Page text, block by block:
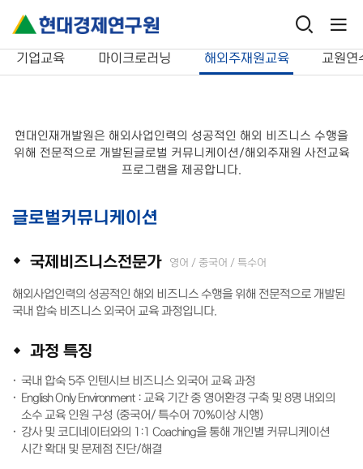
교육서비스
기업교육 마이크로러닝 해외주재원교육 교원연
현대인재개발원은 해외사업인력의 성공적인 해외 비즈니스 수행을
위해 전문적으로 개발된글로벌 커뮤니케이션/해외주재원 사전교육
프로그램을 제공합니다.
글로벌커뮤니케이션
국제비즈니스전문가 영어 / 중국어 / 특수어
해외사업인력의 성공적인 해외 비즈니스 수행을 위해 전문적으로 개발된
국내 합숙 비즈니스 외국어 교육 과정입니다.
과정 특징
국내 합숙 5주 인텐시브 비즈니스 외국어 교육 과정
English Only Environment : 교육 기간 중 영어환경 구축 및 8명 내외의
소수 교육 인원 구성 (중국어/ 특수어 70%이상 시행)
강사 및 코디네이터와의 1:1 Coaching을 통해 개인별 커뮤니케이션
시간 확대 및 문제점 진단/해결